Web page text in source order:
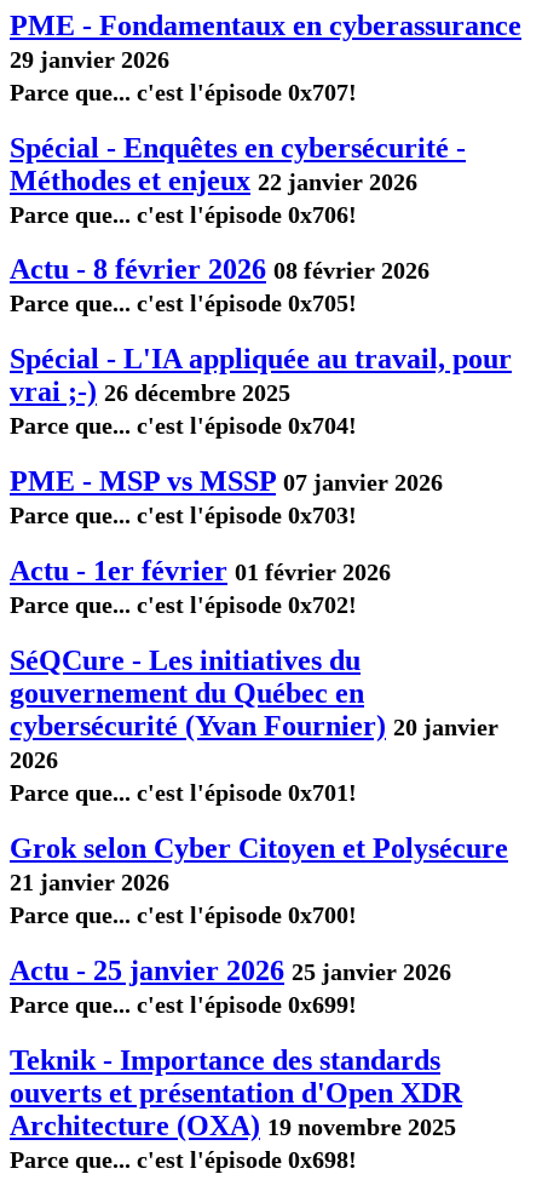
PME - Fondamentaux en cyberassurance
29 janvier 2026
Parce que... c'est l'épisode 0x707!
Spécial - Enquêtes en cybersécurité -
Méthodes et enjeux 22 janvier 2026
Parce que... c'est l'épisode 0x706!
Actu - 8 février 2026 08 février 2026
Parce que... c'est l'épisode 0x705!
Spécial - L'IA appliquée au travail, pour
vrai ;-) 26 décembre 2025
Parce que... c'est l'épisode 0x704!
PME - MSP vs MSSP 07 janvier 2026
Parce que... c'est l'épisode 0x703!
Actu - 1er février 01 février 2026
Parce que... c'est l'épisode 0x702!
SéQCure - Les initiatives du
gouvernement du Québec en
cybersécurité (Yvan Fournier) 20 janvier
2026
Parce que... c'est l'épisode 0x701!
Grok selon Cyber Citoyen et Polysécure
21 janvier 2026
Parce que... c'est l'épisode 0x700!
Actu - 25 janvier 2026 25 janvier 2026
Parce que... c'est l'épisode 0x699!
Teknik - Importance des standards
ouverts et présentation d'Open XDR
Architecture (OXA) 19 novembre 2025
Parce que... c'est l'épisode 0x698!